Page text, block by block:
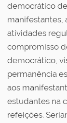
democrático
manifestantes,
atividades
compromisso
democrático,
permanência
aos
estudantes na
refeições.